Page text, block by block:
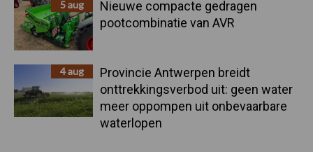
5 aug
Nieuwe compacte gedragen
pootcombinatie van AVR
4 aug
Provincie Antwerpen breidt
onttrekkingsverbod uit: geen water
meer oppompen uit onbevaarbare
waterlopen